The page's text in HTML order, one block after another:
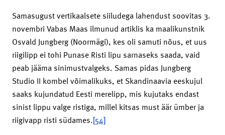
Samasugust vertikaalsete siiludega lahendust soovitas 3.
novembri Vabas Maas ilmunud artiklis ka maalikunstnik
Osvald Jungberg (Noormägi), kes oli samuti nõus, et uus
riigilipp ei tohi Punase Risti lipu sarnaseks saada, vaid
peab jääma sinimustvalgeks. Samas pidas Jungberg
Studio II kombel võimalikuks, et Skandinaavia eeskujul
saaks kujundatud Eesti merelipp, mis kujutaks endast
sinist lippu valge ristiga, millel kitsas must äär ümber ja
riigivapp risti südames.[54]